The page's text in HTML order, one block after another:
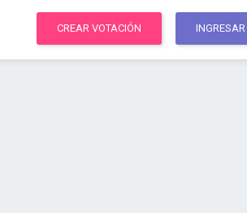
CREAR VOTACIÓN INGRESAR